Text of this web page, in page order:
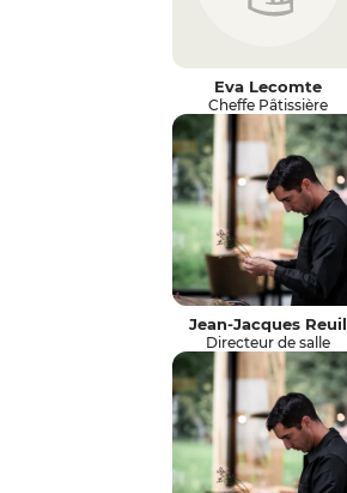
Eva Lecomte
Cheffe Pâtissière
Jean-Jacques Reuil
Directeur de salle